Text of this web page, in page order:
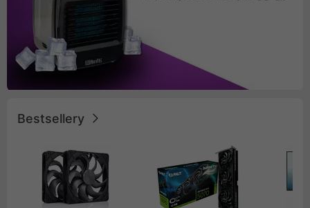
Bestsellery